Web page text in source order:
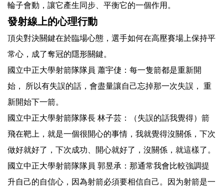
輪子會動，讓它產生同步、平衡它的一個作用。
發射線上的心理行動
頂尖對決關鍵在於臨場心態，選手如何在高壓賽場上保持平
常心，成了奪冠的隱形關鍵。
國立中正大學射箭隊隊員 蕭宇倢：每一隻箭都是重新開
始， 所以有失誤的話，會盡量讓自己忘掉那一次失誤， 重
新開始下一箭。
國立中正大學射箭隊隊長 林子芸：（失誤的話我覺得）箭
飛在靶上，就是一個很開心的事情，我就覺得沒關係，下次
做好就好了，下次成功、開心就好了，沒關係，就這樣了。
國立中正大學射箭隊隊員 郭昱承：那通常我會比較強調提
升自己的自信心，因為射箭必須要相信自己。因为射箭是一